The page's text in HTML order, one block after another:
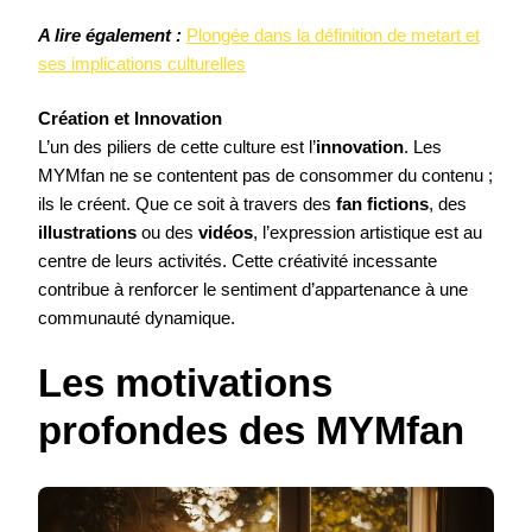
A lire également : Plongée dans la définition de metart et
ses implications culturelles
Création et Innovation
L’un des piliers de cette culture est l’innovation. Les
MYMfan ne se contentent pas de consommer du contenu ;
ils le créent. Que ce soit à travers des fan fictions, des
illustrations ou des vidéos, l’expression artistique est au
centre de leurs activités. Cette créativité incessante
contribue à renforcer le sentiment d’appartenance à une
communauté dynamique.
Les motivations
profondes des MYMfan